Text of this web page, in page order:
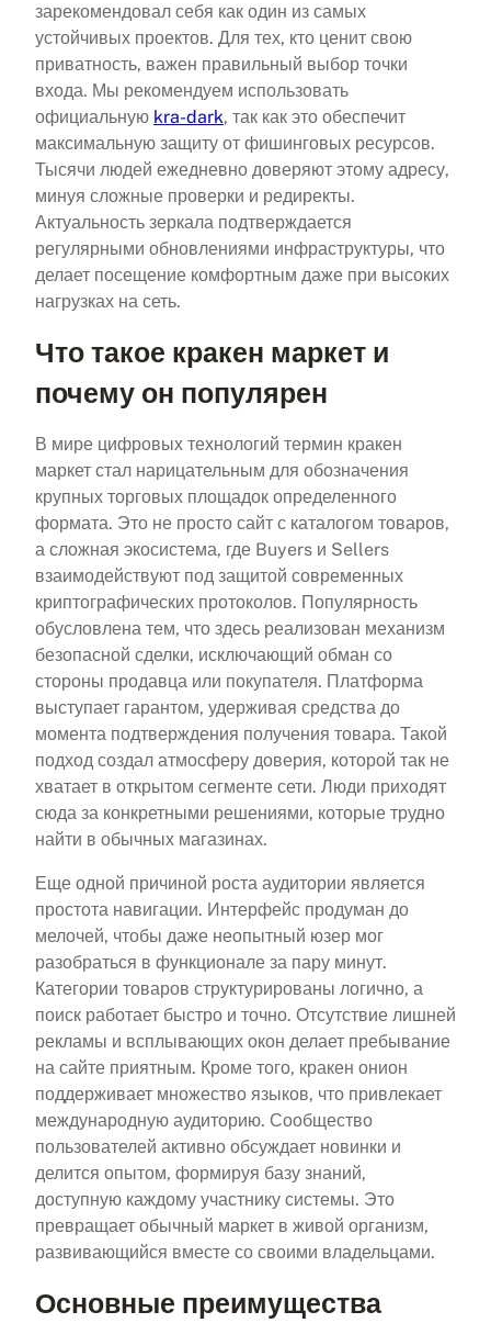
зарекомендовал себя как один из самых
устойчивых проектов. Для тех, кто ценит свою
приватность, важен правильный выбор точки
входа. Мы рекомендуем использовать
официальную kra-dark, так как это обеспечит
максимальную защиту от фишинговых ресурсов.
Тысячи людей ежедневно доверяют этому адресу,
минуя сложные проверки и редиректы.
Актуальность зеркала подтверждается
регулярными обновлениями инфраструктуры, что
делает посещение комфортным даже при высоких
нагрузках на сеть.
Что такое кракен маркет и
почему он популярен
В мире цифровых технологий термин кракен
маркет стал нарицательным для обозначения
крупных торговых площадок определенного
формата. Это не просто сайт с каталогом товаров,
а сложная экосистема, где Buyers и Sellers
взаимодействуют под защитой современных
криптографических протоколов. Популярность
обусловлена тем, что здесь реализован механизм
безопасной сделки, исключающий обман со
стороны продавца или покупателя. Платформа
выступает гарантом, удерживая средства до
момента подтверждения получения товара. Такой
подход создал атмосферу доверия, которой так не
хватает в открытом сегменте сети. Люди приходят
сюда за конкретными решениями, которые трудно
найти в обычных магазинах.
Еще одной причиной роста аудитории является
простота навигации. Интерфейс продуман до
мелочей, чтобы даже неопытный юзер мог
разобраться в функционале за пару минут.
Категории товаров структурированы логично, а
поиск работает быстро и точно. Отсутствие лишней
рекламы и всплывающих окон делает пребывание
на сайте приятным. Кроме того, кракен онион
поддерживает множество языков, что привлекает
международную аудиторию. Сообщество
пользователей активно обсуждает новинки и
делится опытом, формируя базу знаний,
доступную каждому участнику системы. Это
превращает обычный маркет в живой организм,
развивающийся вместе со своими владельцами.
Основные преимущества